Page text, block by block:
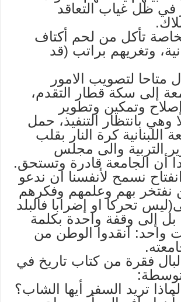
في ظل غياب التعاقد
تأكل من لحم أكتاف
وتغريهم براتب (قد
متاحا لتصويب الامور
إلى سكة قطار التقدم،
وتمكين وتطوير
وهي بانتظار التنفيذ، حمل
اللبنانية كرة النار بقلب
التربية والى مجلس
أن الجامعة قادرة وتستحق.
نسمح لأنفسنا ان ندعو
نفتخر بهم وعلمهم وفكرهم
تحركا او إضرابا فالبلد
إلى وقفة واحدة بكلمة
واحد: انقدوا الوطن من
فقرة من كتاب تاريخ في
تريد السفر أيها الشاب؟